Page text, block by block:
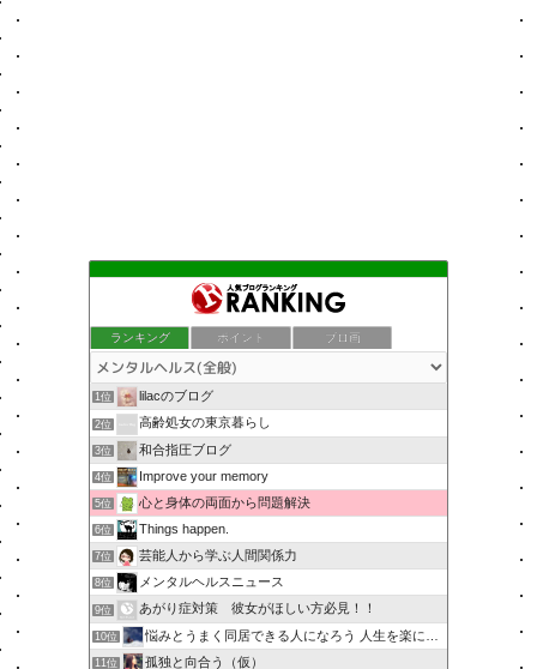
ランキング ポイント ブロ画
1位 lilacのブログ
2位 高齢処女の東京暮らし
3位 和合指圧ブログ
4位 Improve your memory
5位 心と身体の両面から問題解決
6位 Things happen.
7位 芸能人から学ぶ人間関係力
8位 メンタルヘルスニュース
9位 あがり症対策 彼女がほしい方必見！！
10位 悩みとうまく同居できる人になろう 人生を楽に生きる簡単な…
11位 孤独と向合う（仮）